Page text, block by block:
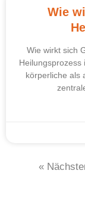
Wie
Wie wirkt sich
Heilungsprozess
körperliche als
«